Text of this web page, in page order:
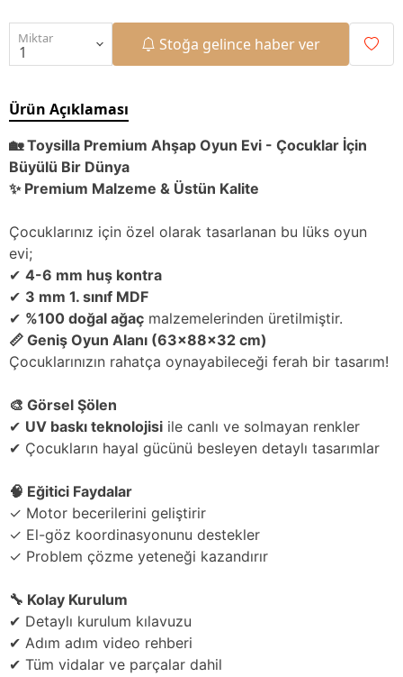
Miktar Stoğa gelince haber ver
Ürün Açıklaması
🏡 Toysilla Premium Ahşap Oyun Evi - Çocuklar İçin
Büyülü Bir Dünya
✨ Premium Malzeme & Üstün Kalite
Çocuklarınız için özel olarak tasarlanan bu lüks oyun
evi;
✔ 4-6 mm huş kontra
✔ 3 mm 1. sınıf MDF
✔ %100 doğal ağaç malzemelerinden üretilmiştir.
📏 Geniş Oyun Alanı (63x88x32 cm)
Çocuklarınızın rahatça oynayabileceği ferah bir tasarım!
🎨 Görsel Şölen
✔ UV baskı teknolojisi ile canlı ve solmayan renkler
✔ Çocukların hayal gücünü besleyen detaylı tasarımlar
🧠 Eğitici Faydalar
✓ Motor becerilerini geliştirir
✓ El-göz koordinasyonunu destekler
✓ Problem çözme yeteneği kazandırır
🔧 Kolay Kurulum
✔ Detaylı kurulum kılavuzu
✔ Adım adım video rehberi
✔ Tüm vidalar ve parçalar dahil